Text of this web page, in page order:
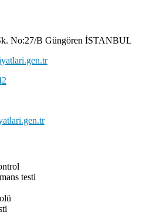
No:27/B Güngören İSTANBUL
testi